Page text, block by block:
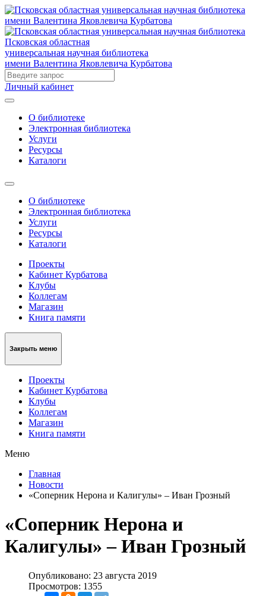
Псковская областная
универсальная научная библиотека
имени Валентина Яковлевича Курбатова
Личный кабинет
О библиотеке
Электронная библиотека
Услуги
Ресурсы
Каталоги
О библиотеке
Электронная библиотека
Услуги
Ресурсы
Каталоги
Проекты
Кабинет Курбатова
Клубы
Коллегам
Магазин
Книга памяти
Закрыть меню
Проекты
Кабинет Курбатова
Клубы
Коллегам
Магазин
Книга памяти
Меню
Главная
Новости
«Соперник Нерона и Калигулы» – Иван Грозный
«Соперник Нерона и
Калигулы» – Иван Грозный
Опубликовано: 23 августа 2019
Просмотров: 1355